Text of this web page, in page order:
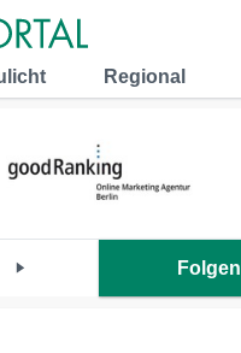
Regional
Folgen